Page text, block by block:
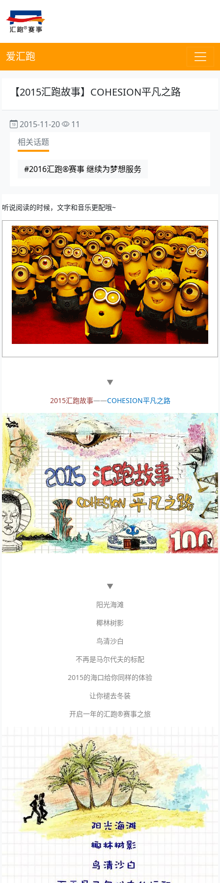
爱汇跑
【2015汇跑故事】COHESION平凡之路
2015-11-20
11
相关话题
#2016汇跑®赛事 继续为梦想服务
听说阅读的时候，文字和音乐更配哦~
▼
2015汇跑故事——COHESION平凡之路
▼
阳光海滩
椰林树影
鸟清沙白
不再是马尔代夫的标配
2015的海口给你同样的体验
让你褪去冬装
开启一年的汇跑®赛事之旅